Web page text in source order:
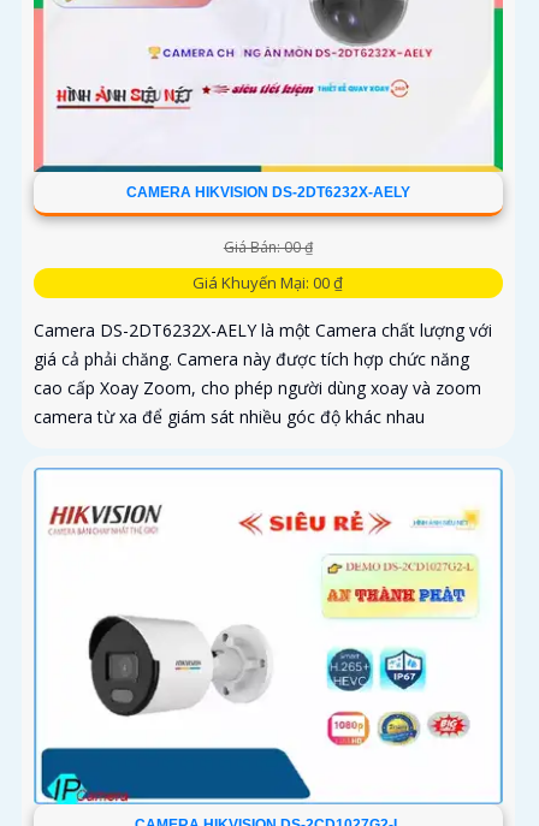
CAMERA HIKVISION DS-2DT6232X-AELY
Giá Bán: 00 ₫
Giá Khuyến Mại: 00 ₫
Camera DS-2DT6232X-AELY là một Camera chất lượng với
giá cả phải chăng. Camera này được tích hợp chức năng
cao cấp Xoay Zoom, cho phép người dùng xoay và zoom
camera từ xa để giám sát nhiều góc độ khác nhau